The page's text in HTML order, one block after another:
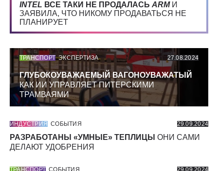
INTEL ВСЕ ТАКИ НЕ ПРОДАЛАСЬ ARMИ
ЗАЯВИЛА, ЧТО НИКОМУ ПРОДАВАТЬСЯ НЕ
ПЛАНИРУЕТ
ТРАНСПОРТ ЭКСПЕРТИЗА 27.08.2024
ГЛУБОКОУВАЖАЕМЫЙ ВАГОНОУВАЖАТЫЙ
КАК ИИ УПРАВЛЯЕТ ПИТЕРСКИМИ
ТРАМВАЯМИ
ИНДУСТРИЯ СОБЫТИЯ 29.09.2024
РАЗРАБОТАНЫ «УМНЫЕ» ТЕПЛИЦЫ ОНИ САМИ
ДЕЛАЮТ УДОБРЕНИЯ
ТРАНСПОРТ СОБЫТИЯ 29.09.2024